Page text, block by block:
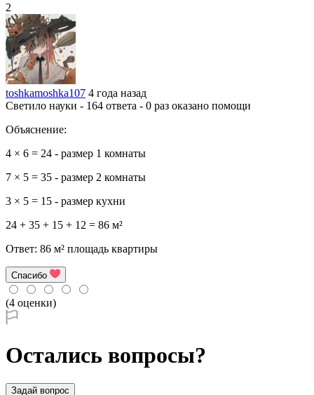
2
toshkamoshka107 4 года назад
Светило науки - 164 ответа - 0 раз оказано помощи
Объяснение:
4 × 6 = 24 - размер 1 комнаты
7 × 5 = 35 - размер 2 комнаты
3 × 5 = 15 - размер кухни
24 + 35 + 15 + 12 = 86 м²
Ответ: 86 м² площадь квартиры
Спасибо
(4 оценки)
Остались вопросы?
Задай вопрос